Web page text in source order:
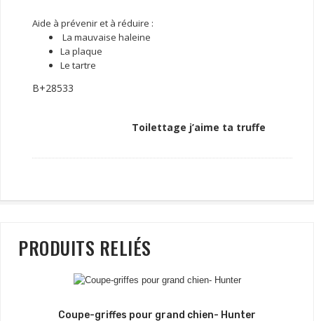
Aide à prévenir et à réduire :
La mauvaise haleine
La plaque
Le tartre
B+28533
Toilettage j’aime ta truffe
PRODUITS RELIÉS
Coupe-griffes pour grand chien- Hunter